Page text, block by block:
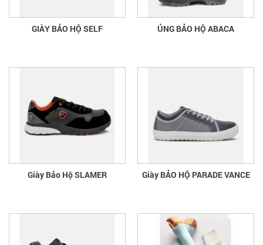
GIÀY BẢO HỘ SELF ỦNG BẢO HỘ ABACA
Giày Bảo Hộ SLAMER Giày BẢO HỘ PARADE VANCE